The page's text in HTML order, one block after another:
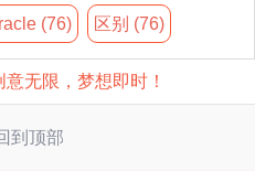
(76) 区别 (76)
无限，梦想即时！
到顶部